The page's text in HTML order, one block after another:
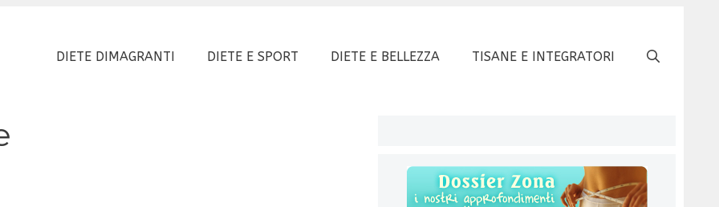
DIETE DIMAGRANTI DIETE E SPORT DIETE E BELLEZZA TISANE E INTEGRATORI